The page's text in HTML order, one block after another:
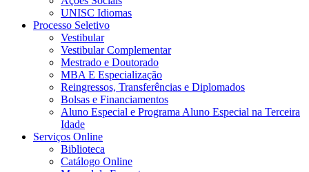
UNISC Idiomas
Processo Seletivo
Vestibular
Vestibular Complementar
Mestrado e Doutorado
MBA E Especialização
Reingressos, Transferências e Diplomados
Bolsas e Financiamentos
Aluno Especial e Programa Aluno Especial na Terceira
Idade
Serviços Online
Biblioteca
Catálogo Online